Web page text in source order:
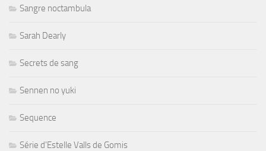
Sangre noctambula
Sarah Dearly
Secrets de sang
Sennen no yuki
Sequence
Série d'Estelle Valls de Gomis